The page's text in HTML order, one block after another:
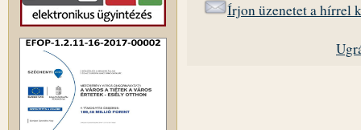
Írjon üzenetet a hírrel